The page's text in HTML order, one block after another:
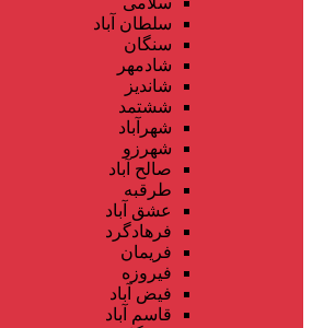
سلطان آباد
سنگان
شادمهر
شاندیز
ششتمد
شهرآباد
شهرزو
صالح آباد
طرقبه
عشق آباد
فرهادگرد
فریمان
فیروزه
فیض آباد
قاسم آباد